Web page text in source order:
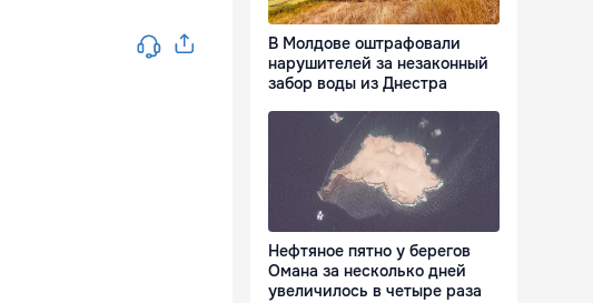
В Молдове оштрафовали
нарушителей за незаконный
забор воды из Днестра
Нефтяное пятно у берегов
Омана за несколько дней
увеличилось в четыре раза